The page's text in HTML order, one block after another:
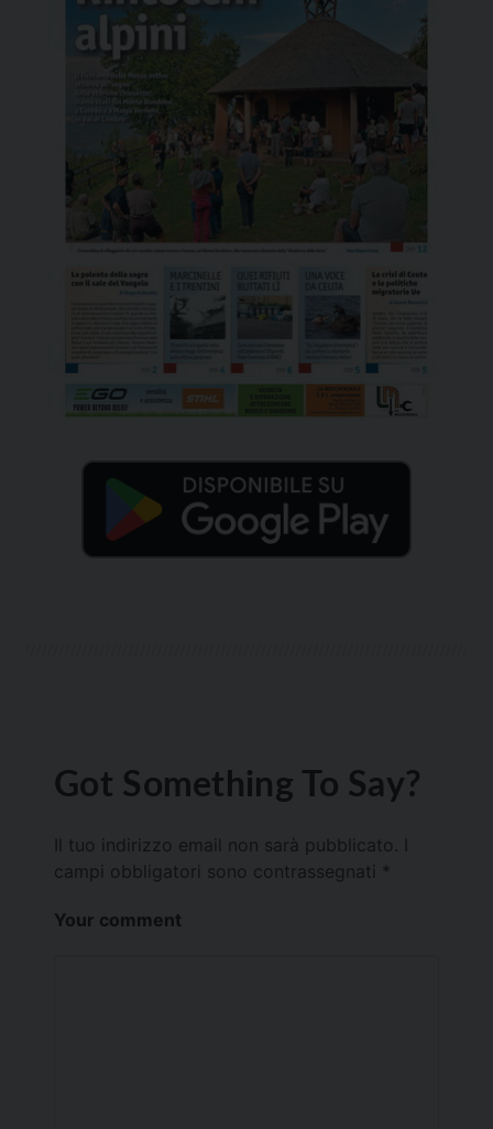
Got Something To Say?
Il tuo indirizzo email non sarà pubblicato.
campi obbligatori sono contrassegnati *
Your comment